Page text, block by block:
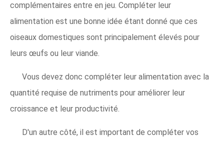
complémentaires entre en jeu. Compléter leur
alimentation est une bonne idée étant donné que ces
oiseaux domestiques sont principalement élevés pour
leurs œufs ou leur viande.
Vous devez donc compléter leur alimentation avec la
quantité requise de nutriments pour améliorer leur
croissance et leur productivité.
D'un autre côté, il est important de compléter vos